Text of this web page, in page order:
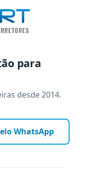
para
desde 2014.
WhatsApp